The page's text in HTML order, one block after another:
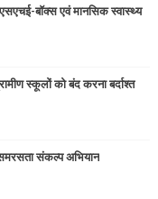
बॉक्स एवं मानसिक स्वास्थ्य
स्कूलों को बंद करना बर्दाश्त
संकल्प अभियान